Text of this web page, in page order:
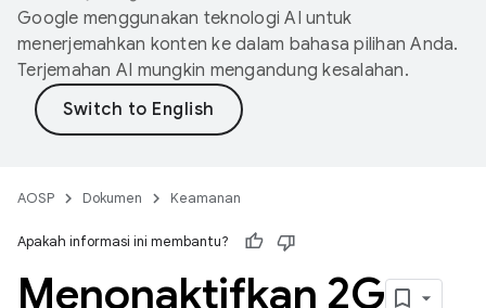
Google menggunakan teknologi AI untuk
menerjemahkan konten ke dalam bahasa pilihan Anda.
Terjemahan AI mungkin mengandung kesalahan.
AOSP Dokumen Keamanan
Apakah informasi ini membantu?
Menonaktifkan 2G